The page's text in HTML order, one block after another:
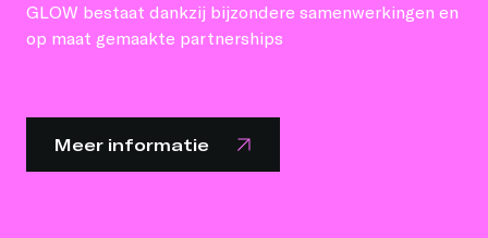
GLOW bestaat dankzij bijzondere samenwerkingen en
op maat gemaakte partnerships
Meer informatie